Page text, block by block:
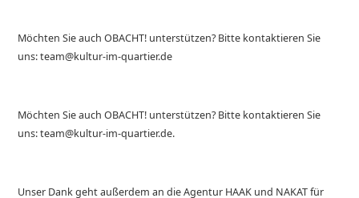
Möchten Sie auch OBACHT! unterstützen? Bitte kontaktieren Sie
uns: team@kultur-im-quartier.de
Möchten Sie auch OBACHT! unterstützen? Bitte kontaktieren Sie
uns: team@kultur-im-quartier.de.
Unser Dank geht außerdem an die Agentur HAAK und NAKAT für